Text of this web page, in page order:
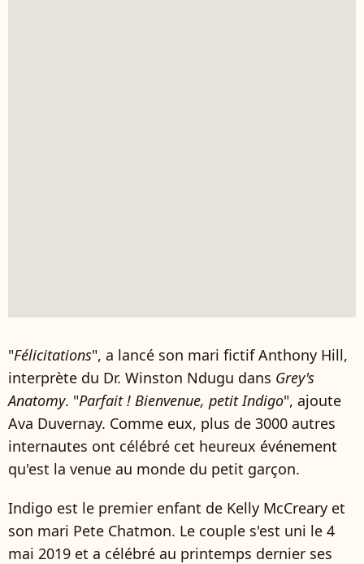
"Félicitations", a lancé son mari fictif Anthony Hill,
interprète du Dr. Winston Ndugu dans Grey's
Anatomy. "Parfait ! Bienvenue, petit Indigo", ajoute
Ava Duvernay. Comme eux, plus de 3000 autres
internautes ont célébré cet heureux événement
qu'est la venue au monde du petit garçon.
Indigo est le premier enfant de Kelly McCreary et
son mari Pete Chatmon. Le couple s'est uni le 4
mai 2019 et a célébré au printemps dernier ses